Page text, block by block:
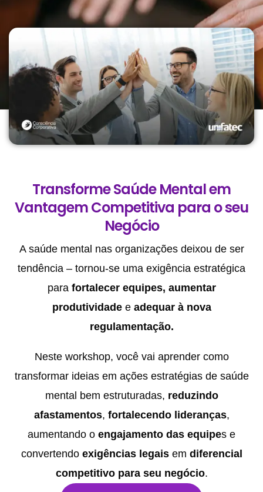
Transforme Saúde Mental em
Vantagem Competitiva para o seu
Negócio
A saúde mental nas organizações deixou de ser
tendência – tornou-se uma exigência estratégica
para fortalecer equipes, aumentar
produtividadee adequar à nova
regulamentação.
Neste workshop, você vai aprender como
transformar ideias em ações estratégias de saúde
mental bem estruturadas, reduzindo
afastamentos, fortalecendo lideranças,
aumentando o engajamento das equipes e
convertendo exigências legaisem diferencial
competitivo para seu negócio.